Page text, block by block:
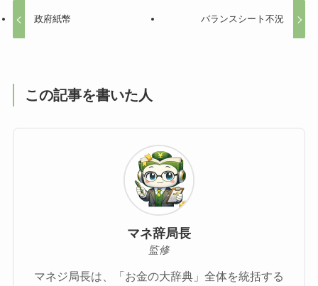
政府紙幣 バランスシート不況
この記事を書いた人
マネ辞局長
監修
マネジ局長は、「お金の大辞典」全体を統括する